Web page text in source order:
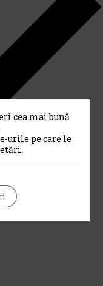
cea mai bună
urile pe care le
.